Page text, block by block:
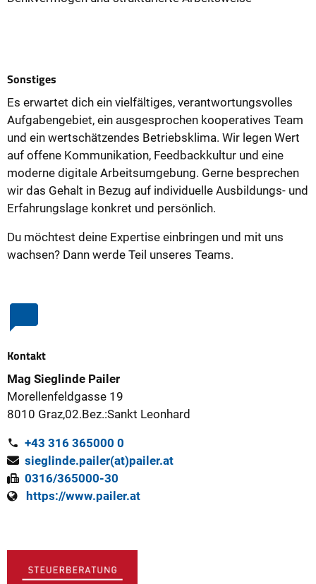
Sonstiges
Es erwartet dich ein vielfältiges, verantwortungsvolles
Aufgabengebiet, ein ausgesprochen kooperatives Team
und ein wertschätzendes Betriebsklima. Wir legen Wert
auf offene Kommunikation, Feedbackkultur und eine
moderne digitale Arbeitsumgebung. Gerne besprechen
wir das Gehalt in Bezug auf individuelle Ausbildungs- und
Erfahrungslage konkret und persönlich.
Du möchtest deine Expertise einbringen und mit uns
wachsen? Dann werde Teil unseres Teams.
Kontakt
Mag Sieglinde Pailer
Morellenfeldgasse 19
8010 Graz,02.Bez.:Sankt Leonhard
+43 316 365000 0
sieglinde.pailer(at)pailer.at
0316/365000-30
https://www.pailer.at